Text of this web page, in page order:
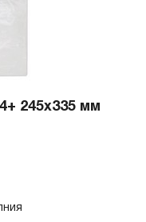
245x335 мм